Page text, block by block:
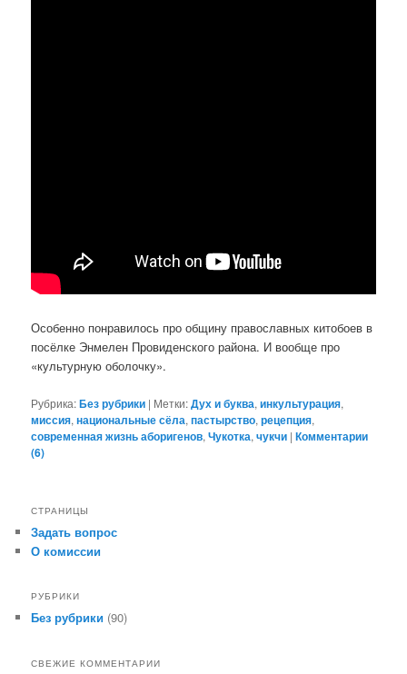
Особенно понравилось про общину православных китобоев в
посёлке Энмелен Провиденского района. И вообще про
«культурную оболочку».
Рубрика:Без рубрики | Метки:Дух и буква,инкультурация,
миссия,национальные сёла,пастырство,рецепция,
современная жизнь аборигенов,Чукотка,чукчи |Комментарии
(6)
СТРАНИЦЫ
Задать вопрос
О комиссии
РУБРИКИ
Без рубрики (90)
СВЕЖИЕ КОММЕНТАРИИ